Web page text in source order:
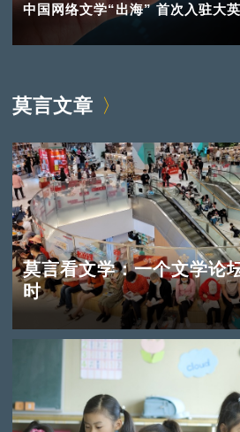
中国网络文学“出海” 首次入驻大
莫言文章
莫言看文学：一个文学论
时